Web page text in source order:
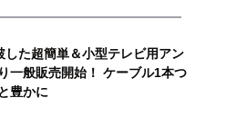
た超簡単＆小型テレビ用アン
一般販売開始！ ケーブル1本つ
豊かに